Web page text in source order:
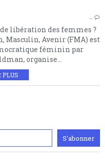
…
libération des femmes ?
Avenir (FMA) est
féminin par
organise...
PLUS